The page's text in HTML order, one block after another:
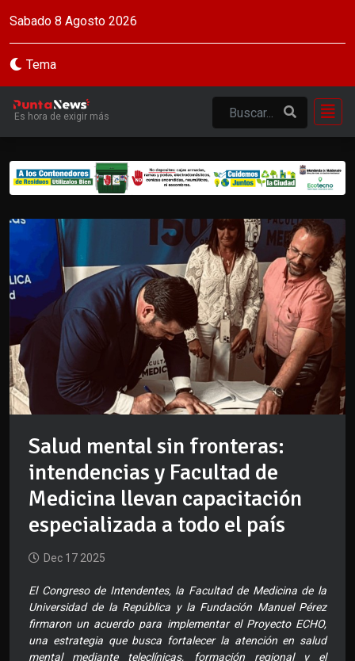
Sabado 8 Agosto 2026
Tema
Es hora de exigir más
Salud mental sin fronteras:
intendencias y Facultad de
Medicina llevan capacitación
especializada a todo el país
Dec 17 2025
El Congreso de Intendentes, la Facultad de Medicina de la
Universidad de la República y la Fundación Manuel Pérez
firmaron un acuerdo para implementar el Proyecto ECHO,
una estrategia que busca fortalecer la atención en salud
mental mediante teleclínicas, formación regional y el